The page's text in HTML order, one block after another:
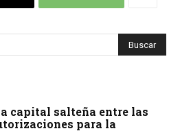
capital salteña entre las
para la